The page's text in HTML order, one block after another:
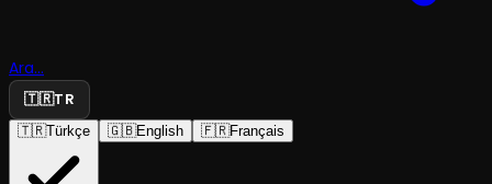
Ara...
🇹🇷TR
🇹🇷Türkçe 🇬🇧English 🇫🇷Français